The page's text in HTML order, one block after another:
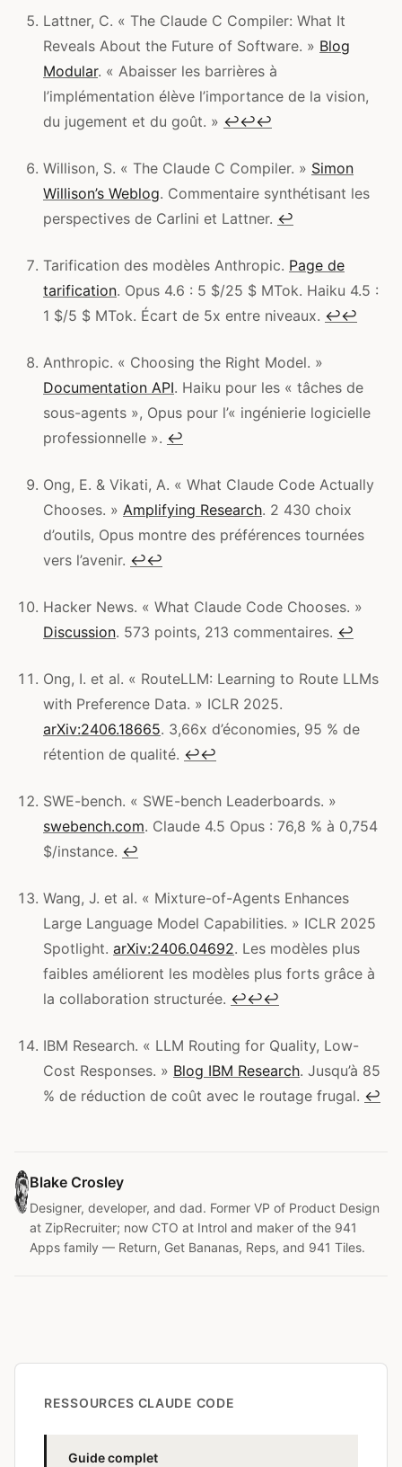
Lattner, C. « The Claude C Compiler: What It
Reveals About the Future of Software. » Blog
Modular. « Abaisser les barrières à
l’implémentation élève l’importance de la vision,
du jugement et du goût. » ↩↩↩
Willison, S. « The Claude C Compiler. » Simon
Willison’s Weblog. Commentaire synthétisant les
perspectives de Carlini et Lattner. ↩
Tarification des modèles Anthropic. Page de
tarification. Opus 4.6 : 5 $/25 $ MTok. Haiku 4.5 :
1 $/5 $ MTok. Écart de 5x entre niveaux. ↩↩
Anthropic. « Choosing the Right Model. »
Documentation API. Haiku pour les « tâches de
sous-agents », Opus pour l’« ingénierie logicielle
professionnelle ». ↩
Ong, E. & Vikati, A. « What Claude Code Actually
Chooses. » Amplifying Research. 2 430 choix
d’outils, Opus montre des préférences tournées
vers l’avenir. ↩↩
Hacker News. « What Claude Code Chooses. »
Discussion. 573 points, 213 commentaires. ↩
Ong, I. et al. « RouteLLM: Learning to Route LLMs
with Preference Data. » ICLR 2025.
arXiv:2406.18665. 3,66x d’économies, 95 % de
rétention de qualité. ↩↩
SWE-bench. « SWE-bench Leaderboards. »
swebench.com. Claude 4.5 Opus : 76,8 % à 0,754
$/instance. ↩
Wang, J. et al. « Mixture-of-Agents Enhances
Large Language Model Capabilities. » ICLR 2025
Spotlight. arXiv:2406.04692. Les modèles plus
faibles améliorent les modèles plus forts grâce à
la collaboration structurée. ↩↩↩
IBM Research. « LLM Routing for Quality, Low-
Cost Responses. » Blog IBM Research. Jusqu’à 85
% de réduction de coût avec le routage frugal. ↩
Blake Crosley
Designer, developer, and dad. Former VP of Product Design
at ZipRecruiter; now CTO at Introl and maker of the 941
Apps family — Return, Get Bananas, Reps, and 941 Tiles.
RESSOURCES CLAUDE CODE
Guide complet